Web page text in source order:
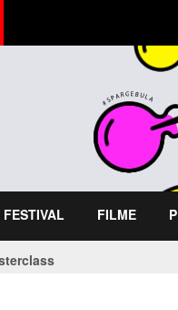
FESTIVAL FILME